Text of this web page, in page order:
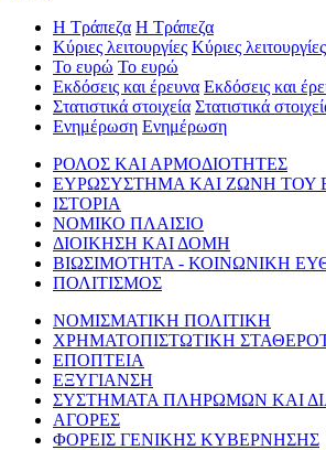
Η Τράπεζα Η Τράπεζα
Κύριες λειτουργίες Κύριες λειτουργίες
Το ευρώ Το ευρώ
Εκδόσεις και έρευνα Εκδόσεις και
Στατιστικά στοιχεία Στατιστικά
Ενημέρωση Ενημέρωση
ΡΟΛΟΣ ΚΑΙ ΑΡΜΟΔΙΟΤΗΤΕΣ
ΕΥΡΩΣΥΣΤΗΜΑ ΚΑΙ ΖΩΝΗ ΤΟΥ
ΙΣΤΟΡΙΑ
ΝΟΜΙΚΟ ΠΛΑΙΣΙΟ
ΔΙΟΙΚΗΣΗ ΚΑΙ ΔΟΜΗ
ΒΙΩΣΙΜΟΤΗΤΑ - ΚΟΙΝΩΝΙΚΗ
ΠΟΛΙΤΙΣΜΟΣ
ΝΟΜΙΣΜΑΤΙΚΗ ΠΟΛΙΤΙΚΗ
ΧΡΗΜΑΤΟΠΙΣΤΩΤΙΚΗ
ΕΠΟΠΤΕΙΑ
ΕΞΥΓΙΑΝΣΗ
ΣΥΣΤΗΜΑΤΑ ΠΛΗΡΩΜΩΝ ΚΑΙ
ΑΓΟΡΕΣ
ΦΟΡΕΙΣ ΓΕΝΙΚΗΣ ΚΥΒΕΡΝΗΣΗΣ